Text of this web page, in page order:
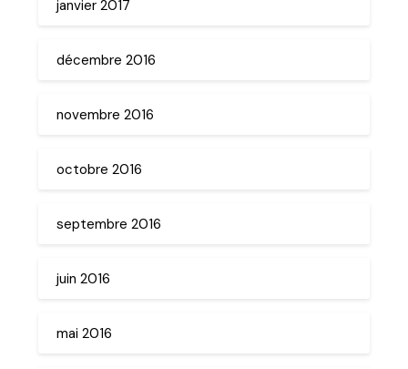
janvier 2017
décembre 2016
novembre 2016
octobre 2016
septembre 2016
juin 2016
mai 2016